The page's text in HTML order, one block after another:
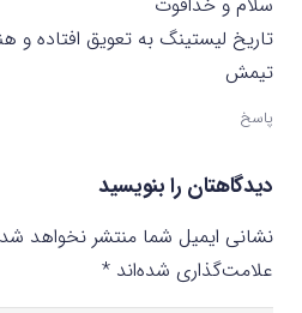
تاریخ لیستینگ به تعویق افتاده و
تیمش
پاسخ
دیدگاهتان را بنویسید
نشانی ایمیل شما منتشر نخواهد
علامت‌گذاری شده‌اند *